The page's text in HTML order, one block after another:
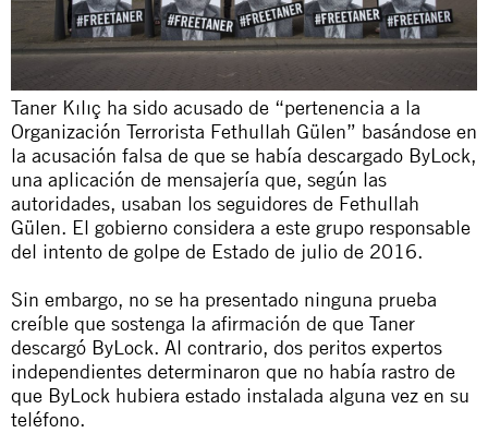
Taner Kılıç ha sido acusado de “pertenencia a la
Organización Terrorista Fethullah Gülen” basándose en
la acusación falsa de que se había descargado ByLock,
una aplicación de mensajería que, según las
autoridades, usaban los seguidores de Fethullah
Gülen. El gobierno considera a este grupo responsable
del intento de golpe de Estado de julio de 2016.
Sin embargo, no se ha presentado ninguna prueba
creíble que sostenga la afirmación de que Taner
descargó ByLock. Al contrario, dos peritos expertos
independientes determinaron que no había rastro de
que ByLock hubiera estado instalada alguna vez en su
teléfono.